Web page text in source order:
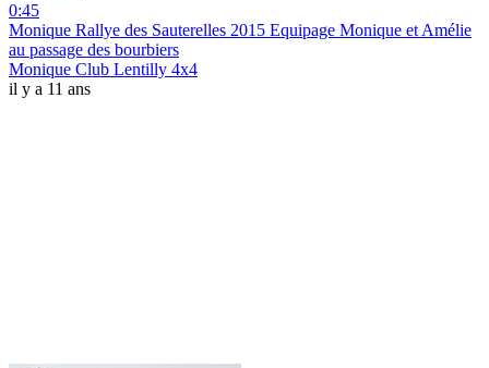
0:45
Monique Rallye des Sauterelles 2015 Equipage Monique et Amélie
au passage des bourbiers
Monique Club Lentilly 4x4
il y a 11 ans